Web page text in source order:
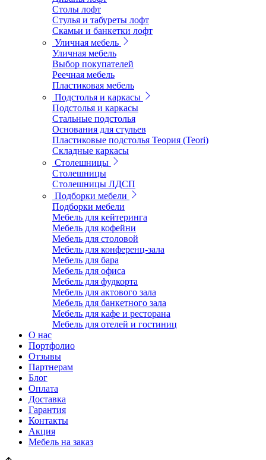
Столы лофт
Стулья и табуреты лофт
Скамьи и банкетки лофт
Уличная мебель
Уличная мебель
Выбор покупателей
Реечная мебель
Пластиковая мебель
Подстолья и каркасы
Подстолья и каркасы
Стальные подстолья
Основания для стульев
Пластиковые подстолья Теория (Teori)
Складные каркасы
Столешницы
Столешницы
Столешницы ЛДСП
Подборки мебели
Подборки мебели
Мебель для кейтеринга
Мебель для кофейни
Мебель для столовой
Мебель для конференц-зала
Мебель для бара
Мебель для офиса
Мебель для фудкорта
Мебель для актового зала
Мебель для банкетного зала
Мебель для кафе и ресторана
Мебель для отелей и гостиниц
О нас
Портфолио
Отзывы
Партнерам
Блог
Оплата
Доставка
Гарантия
Контакты
Акция
Мебель на заказ